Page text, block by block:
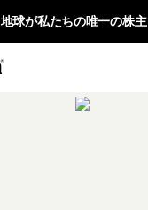
地球が私たちの唯一の株主